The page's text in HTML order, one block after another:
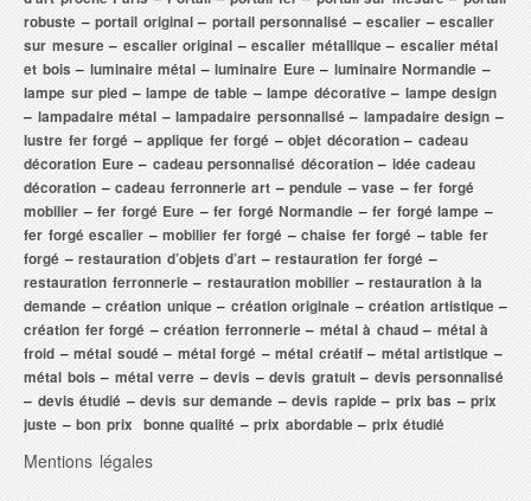
robuste –portail original– portail personnalisé – escalier –escalier
sur mesure– escalier original – escalier métallique– escalier métal
et bois – luminaire métal – luminaire Eure– luminaire Normandie –
lampe sur pied – lampe de table–lampe décorative– lampe design
– lampadaire métal – lampadaire personnalisé– lampadaire design –
lustre fer forgé – applique fer forgé –objet décoration– cadeau
décoration Eure– cadeau personnalisé décoration– idée cadeau
décoration – cadeau ferronnerie art –pendule – vase– fer forgé
mobilier – fer forgé Eure – fer forgé Normandie – fer forgé lampe –
fer forgé escalier – mobilier fer forgé – chaise fer forgé – table fer
forgé–restauration d’objets d’art –restauration fer forgé –
restauration ferronnerie– restauration mobilier – restauration à la
demande –création unique– création originale – création artistique–
création fer forgé – création ferronnerie– métal à chaud– métal à
froid – métal soudé– métal forgé – métal créatif– métal artistique –
métal bois– métal verre –devis –devis gratuit– devis personnalisé
– devis étudié – devis sur demande – devis rapide– prix bas– prix
juste – bon prix bonne qualité – prix abordable– prix étudié
Mentions légales